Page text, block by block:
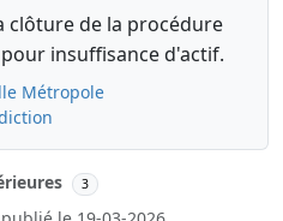
clôture de la procédure
insuffisance d'actif.
Métropole
3